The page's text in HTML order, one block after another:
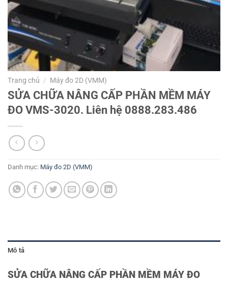
Trang chủ / Máy đo 2D (VMM)
SỬA CHỮA NÂNG CẤP PHẦN MỀM MÁY
ĐO VMS-3020. Liên hệ 0888.283.486
Danh mục: Máy đo 2D (VMM)
Mô tả
SỬA CHỮA NÂNG CẤP PHẦN MỀM MÁY ĐO